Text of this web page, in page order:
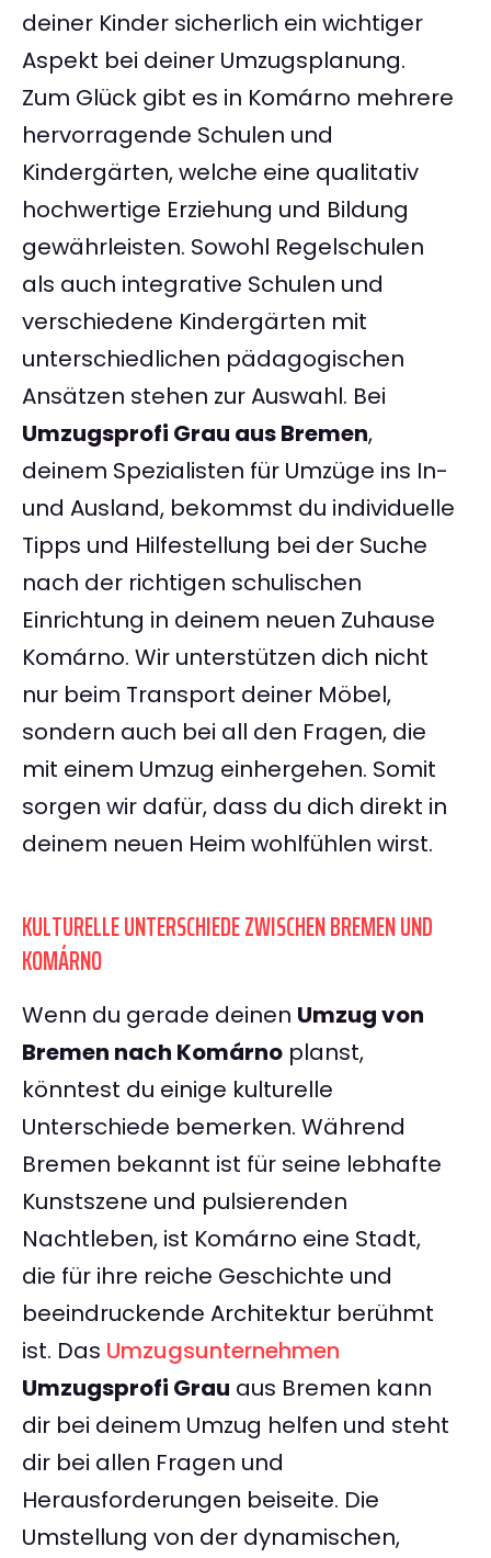
deiner Kinder sicherlich ein wichtiger
Aspekt bei deiner Umzugsplanung.
Zum Glück gibt es in Komárno mehrere
hervorragende Schulen und
Kindergärten, welche eine qualitativ
hochwertige Erziehung und Bildung
gewährleisten. Sowohl Regelschulen
als auch integrative Schulen und
verschiedene Kindergärten mit
unterschiedlichen pädagogischen
Ansätzen stehen zur Auswahl. Bei
Umzugsprofi Grau aus Bremen,
deinem Spezialisten für Umzüge ins In-
und Ausland, bekommst du individuelle
Tipps und Hilfestellung bei der Suche
nach der richtigen schulischen
Einrichtung in deinem neuen Zuhause
Komárno. Wir unterstützen dich nicht
nur beim Transport deiner Möbel,
sondern auch bei all den Fragen, die
mit einem Umzug einhergehen. Somit
sorgen wir dafür, dass du dich direkt in
deinem neuen Heim wohlfühlen wirst.
KULTURELLE UNTERSCHIEDE ZWISCHEN BREMEN UND
KOMÁRNO
Wenn du gerade deinen Umzug von
Bremen nach Komárno planst,
könntest du einige kulturelle
Unterschiede bemerken. Während
Bremen bekannt ist für seine lebhafte
Kunstszene und pulsierenden
Nachtleben, ist Komárno eine Stadt,
die für ihre reiche Geschichte und
beeindruckende Architektur berühmt
ist. Das Umzugsunternehmen
Umzugsprofi Grau aus Bremen kann
dir bei deinem Umzug helfen und steht
dir bei allen Fragen und
Herausforderungen beiseite. Die
Umstellung von der dynamischen,